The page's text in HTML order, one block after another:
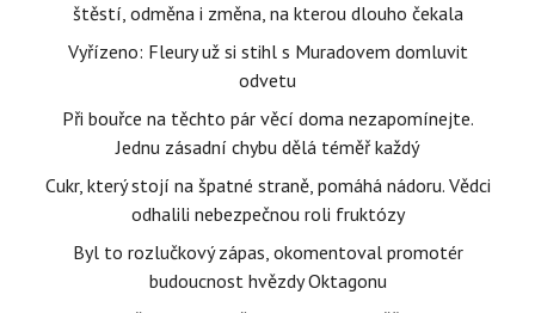
štěstí, odměna i změna, na kterou dlouho čekala
Vyřízeno: Fleury už si stihl s Muradovem domluvit
odvetu
Při bouřce na těchto pár věcí doma nezapomínejte.
Jednu zásadní chybu dělá téměř každý
Cukr, který stojí na špatné straně, pomáhá nádoru. Vědci
odhalili nebezpečnou roli fruktózy
Byl to rozlučkový zápas, okomentoval promotér
budoucnost hvězdy Oktagonu